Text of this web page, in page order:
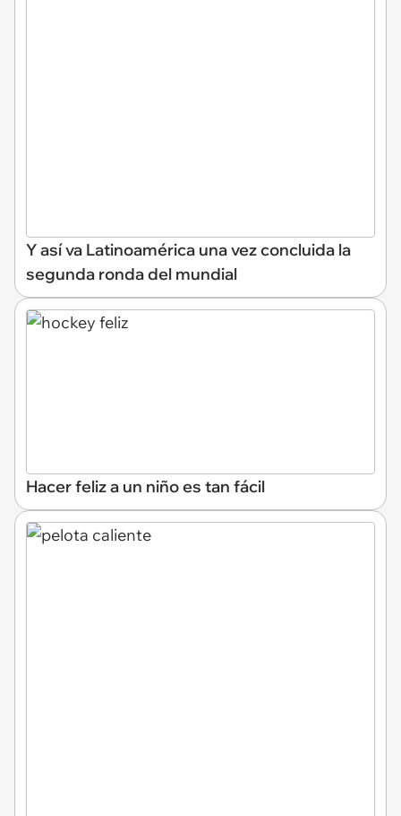
Y así va Latinoamérica una vez concluida la
segunda ronda del mundial
Hacer feliz a un niño es tan fácil